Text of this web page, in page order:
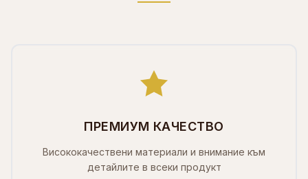
ПРЕМИУМ КАЧЕСТВО
Висококачествени материали и внимание към
детайлите в всеки продукт